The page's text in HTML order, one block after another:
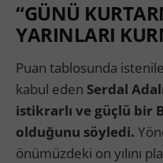
“GÜNÜ
YARINLARI
Puan tablosunda
kabul eden Serdal
istikrarlı ve güçlü bir
olduğunu söyledi.
önümüzdeki on yılını